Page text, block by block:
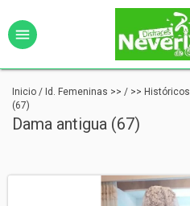
Inicio / Id. Femeninas >> / >> Históricos
(67)
Dama antigua (67)